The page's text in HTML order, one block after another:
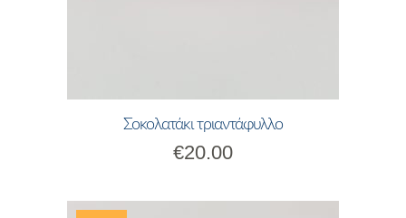
Σοκολατάκι τριαντάφυλλο
€20.00